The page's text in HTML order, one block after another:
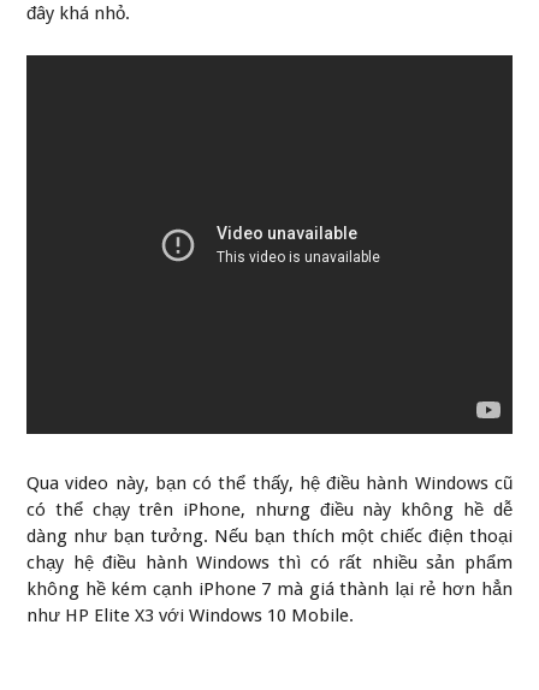
đây khá nhỏ.
Qua video này, bạn có thể thấy, hệ điều hành Windows cũ
có thể chạy trên iPhone, nhưng điều này không hề dễ
dàng như bạn tưởng. Nếu bạn thích một chiếc điện thoại
chạy hệ điều hành Windows thì có rất nhiều sản phẩm
không hề kém cạnh iPhone 7 mà giá thành lại rẻ hơn hẳn
như HP Elite X3 với Windows 10 Mobile.